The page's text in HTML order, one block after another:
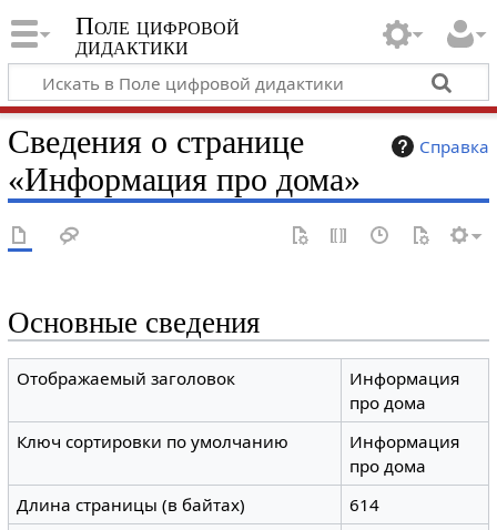
Поле цифровой
дидактики
Справка
Сведения о странице
«Информация про дома»
Основные сведения
Отображаемый заголовок
Информация
про дома
Ключ сортировки по умолчанию
Информация
про дома
Длина страницы (в байтах)
614